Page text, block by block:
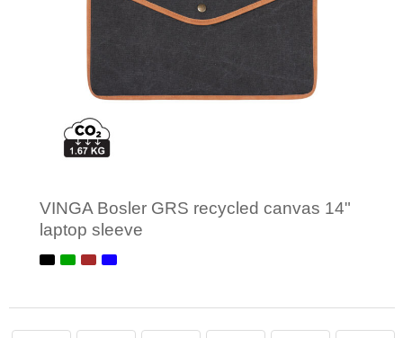
VINGA Bosler GRS recycled canvas 14"
laptop sleeve